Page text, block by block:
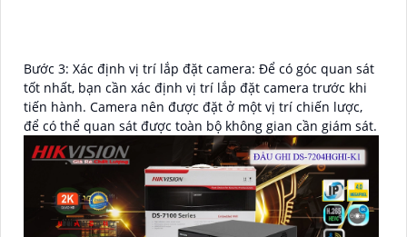
Bước 3: Xác định vị trí lắp đặt camera: Để có góc quan sát
tốt nhất, bạn cần xác định vị trí lắp đặt camera trước khi
tiến hành. Camera nên được đặt ở một vị trí chiến lược,
để có thể quan sát được toàn bộ không gian cần giám sát.